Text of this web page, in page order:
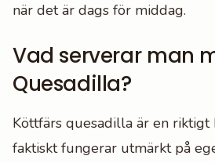
när det är dags för middag.
Vad serverar man
Quesadilla?
Köttfärs quesadilla är en
faktiskt fungerar utmärkt på